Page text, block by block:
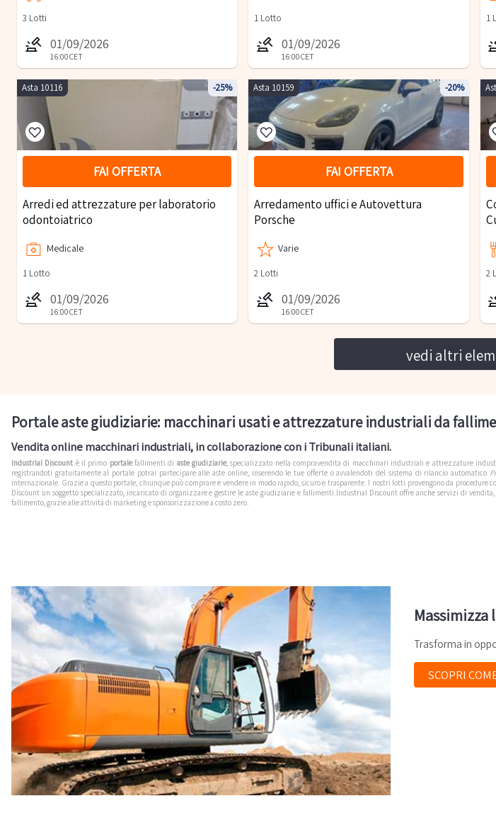
3 Lotti
01/09/2026
16:00CET
1 Lotto
01/09/2026
16:00CET
1
Asta 10116 -25%
FAI OFFERTA
Arredi ed attrezzature per laboratorio
odontoiatrico
Medicale
1 Lotto
01/09/2026
16:00CET
Asta 10159 -20%
FAI OFFERTA
Arredamento uffici e Autovettura
Porsche
Varie
2 Lotti
01/09/2026
16:00CET
2
vedi altri
Portale aste giudiziarie: macchinari usati e attrezzature industriali da
Vendita online macchinari industriali, in collaborazione con i Tribunali italiani.
Industrial Discount è il primo portalefallimenti di aste giudiziarie, specializzato nella compravendita di macchinari industriali e attrezzature
registrandoti gratuitamente al portale potrai partecipare alle aste online, inserendo le tue offerte o avvalendoti del sistema di rilancio automatico
internazionale. Grazie a questo portale, chiunque può comprare e vendere in modo rapido, sicuro e trasparente. I nostri lotti provengono da
Discount un soggetto specializzato, incaricato di organizzare e gestire le aste giudiziarie e fallimenti.Industrial Discount offre anche servizi di
fallimento, grazie alle attività di marketing e sponsorizzazione a costo zero.
Trasforma in
SCOPRI